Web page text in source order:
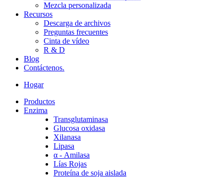
Mezcla personalizada
Recursos
Descarga de archivos
Preguntas frecuentes
Cinta de vídeo
R & D
Blog
Contáctenos.
Hogar
Productos
Enzima
Transglutaminasa
Glucosa oxidasa
Xilanasa
Lipasa
α - Amilasa
Lías Rojas
Proteína de soja aislada